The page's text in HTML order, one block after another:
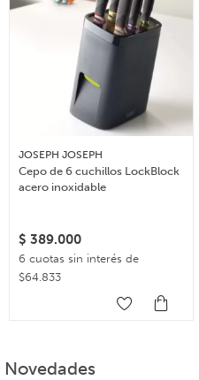
JOSEPH JOSEPH
Cepo de 6 cuchillos LockBlock
acero inoxidable
$ 389.000
6 cuotas sin interés de
$64.833
Novedades